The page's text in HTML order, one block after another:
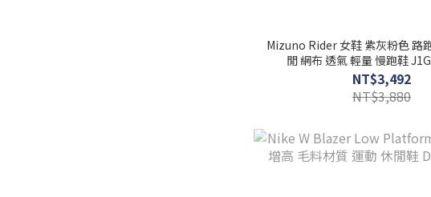
Mizuno Rider 女鞋 紫灰粉色 路
閒 網布 透氣 輕量 慢跑鞋
NT$3,492
NT$3,880